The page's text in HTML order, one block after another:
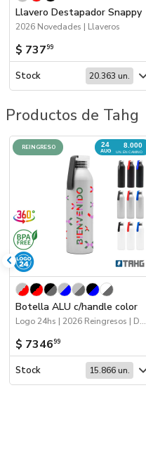
Llavero Destapador Snappy
2026 Novedades | Llaveros
$ 73799
Stock 20.363 un.
Productos de Tahg
24
AUG
8.000
UN. EN CAMINO
REINGRESO
Botella ALU c/handle color
Logo 24hs | 2026 Reingresos | Drinkware
$ 734699
Stock 15.866 un.